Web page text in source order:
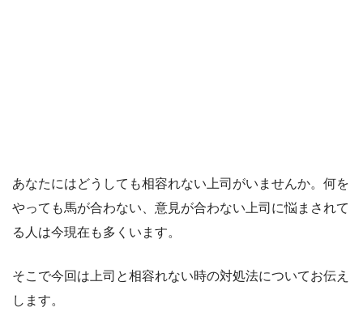
あなたにはどうしても相容れない上司がいませんか。何を
やっても馬が合わない、意見が合わない上司に悩まされて
る人は今現在も多くいます。
そこで今回は上司と相容れない時の対処法についてお伝え
します。